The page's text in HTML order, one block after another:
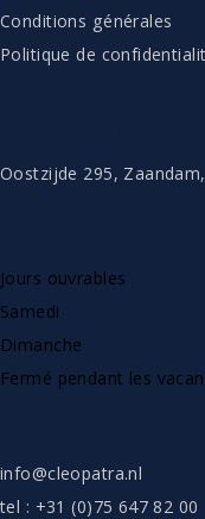
Conditions générales
Politique de
Oostzijde 295,
Jours ouvrables
Samedi
Dimanche
Fermé pendant les
info@cleopatra.nl
tel : +31 (0)75 647 82 00